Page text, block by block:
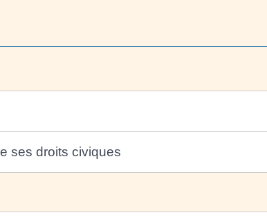
ses droits civiques